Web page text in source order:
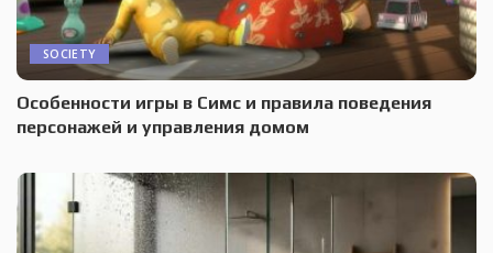
SOCIETY
Особенности игры в Симс и правила поведения
персонажей и управления домом